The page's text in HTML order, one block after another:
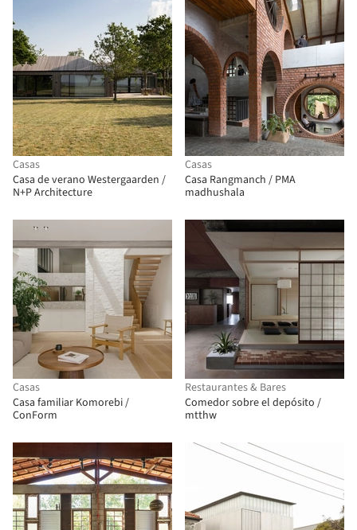
Casas
Casa de verano Westergaarden /
N+P Architecture
Casas
Casa Rangmanch / PMA
madhushala
Casas
Casa familiar Komorebi /
ConForm
Restaurantes & Bares
Comedor sobre el depósito /
mtthw